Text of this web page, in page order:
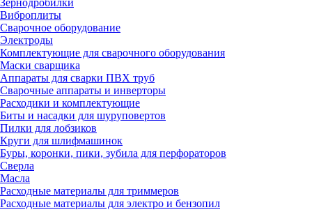
Зернодробилки
Виброплиты
Сварочное оборудование
Электроды
Комплектующие для сварочного оборудования
Маски сварщика
Аппараты для сварки ПВХ труб
Сварочные аппараты и инверторы
Расходики и комплектующие
Биты и насадки для шуруповертов
Пилки для лобзиков
Круги для шлифмашинок
Буры, коронки, пики, зубила для перфораторов
Сверла
Масла
Расходные материалы для триммеров
Расходные материалы для электро и бензопил